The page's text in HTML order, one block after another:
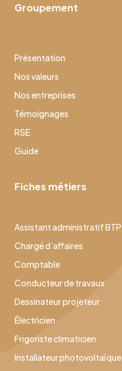
Groupement
Présentation
Nos valeurs
Nos entreprises
Témoignages
RSE
Guide
Fiches métiers
Assistant administratif BTP
Chargé d’affaires
Comptable
Conducteur de travaux
Dessinateur projeteur
Électricien
Frigoriste climaticien
Installateur photovoltaïque